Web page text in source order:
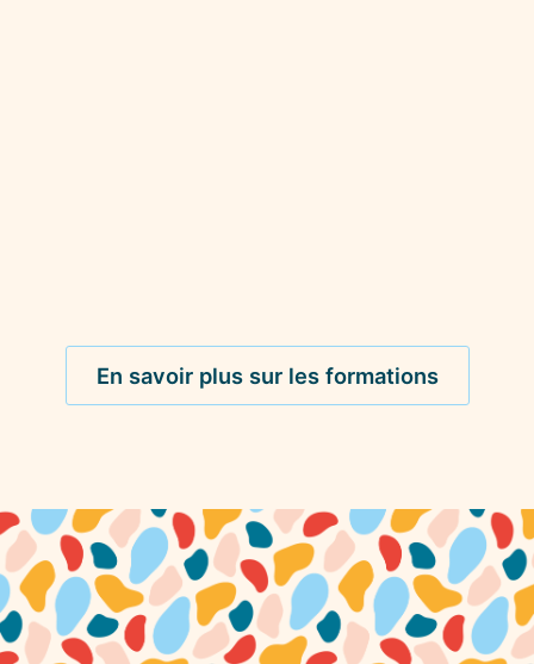
En savoir plus sur les formations